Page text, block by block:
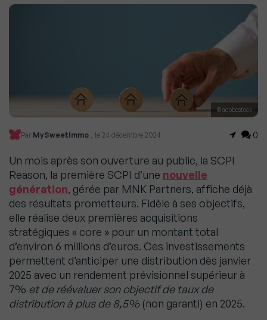
© adobestock
Par MySweetImmo , le 24 décembre 2024 0
Un mois après son ouverture au public, la SCPI
Reason, la première SCPI d’une nouvelle
génération, gérée par MNK Partners, affiche déjà
des résultats prometteurs. Fidèle à ses objectifs,
elle réalise deux premières acquisitions
stratégiques « core » pour un montant total
d’environ 6 millions d’euros. Ces investissements
permettent d’anticiper une distribution dès janvier
2025 avec un rendement prévisionnel supérieur à
7% et de réévaluer son objectif de taux de
distribution à plus de 8,5%(non garanti) en 2025.